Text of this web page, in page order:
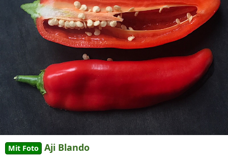
Mit Foto Aji Blando